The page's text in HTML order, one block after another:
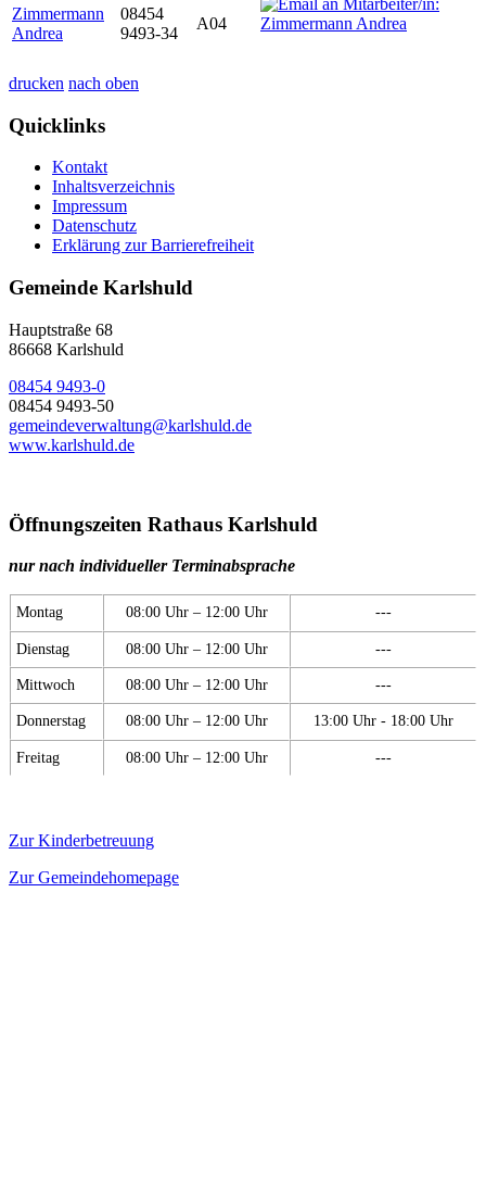
Zimmermann
Andrea
08454
9493-34
A04
drucken nach oben
Quicklinks
Kontakt
Inhaltsverzeichnis
Impressum
Datenschutz
Erklärung zur Barrierefreiheit
Gemeinde Karlshuld
Hauptstraße 68
86668 Karlshuld
08454 9493-0
08454 9493-50
gemeindeverwaltung@karlshuld.de
www.karlshuld.de
Öffnungszeiten Rathaus Karlshuld
nur nach individueller Terminabsprache
Montag 08:00 Uhr – 12:00 Uhr ---
Dienstag 08:00 Uhr – 12:00 Uhr ---
Mittwoch 08:00 Uhr – 12:00 Uhr ---
Donnerstag 08:00 Uhr – 12:00 Uhr 13:00 Uhr - 18:00 Uhr
Freitag 08:00 Uhr – 12:00 Uhr ---
Zur Kinderbetreuung
Zur Gemeindehomepage